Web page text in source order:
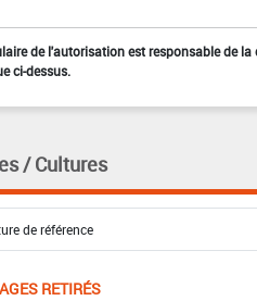
de l'autorisation est responsable de
ci-dessus.
/ Cultures
RETIRÉS